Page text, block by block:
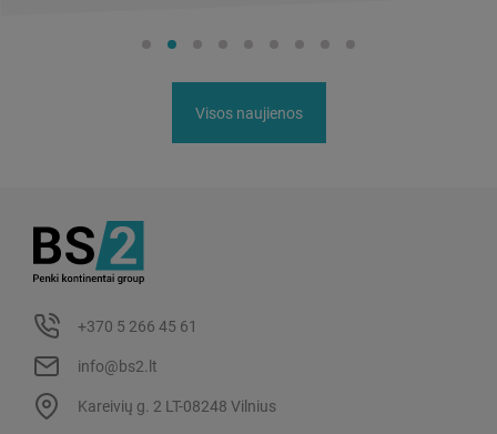
Visos naujienos
+370 5 266 45 61
info@bs2.lt
Kareivių g. 2 LT-08248 Vilnius